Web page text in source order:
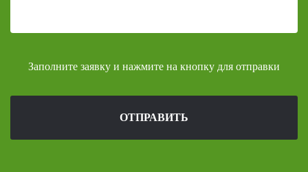
Заполните заявку и нажмите на кнопку для отправки
ОТПРАВИТЬ